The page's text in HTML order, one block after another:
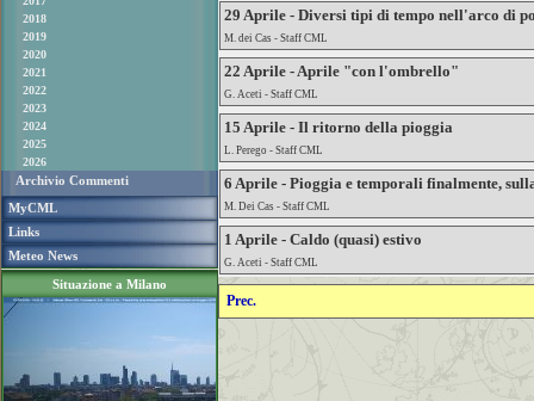
2018
2019
2020
2021
2022
2023
2024
2025
2026
Archivio Commenti
MyCML
Links
Meteo News
Situazione a Milano
29 Aprile - Diversi tipi di tempo nell'arco di
M. dei Cas - Staff CML
22 Aprile - Aprile "con l'ombrello"
G. Aceti - Staff CML
15 Aprile - Il ritorno della pioggia
L. Perego - Staff CML
6 Aprile - Pioggia e temporali finalmente,
M. Dei Cas - Staff CML
1 Aprile - Caldo (quasi) estivo
G. Aceti - Staff CML
Prec.